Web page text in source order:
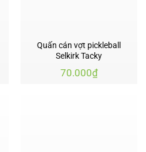
Quấn cán vợt pickleball
Selkirk Tacky
70.000₫